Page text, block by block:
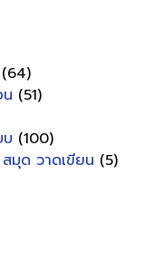
(64)
(51)
(100)
มุด วาดเขียน (5)